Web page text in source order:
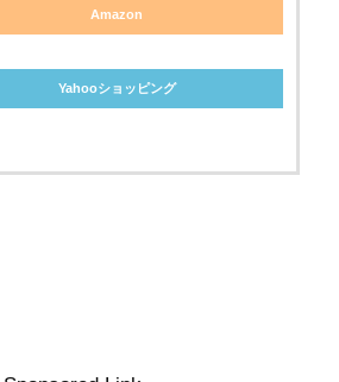
Amazon
Yahooショッピング